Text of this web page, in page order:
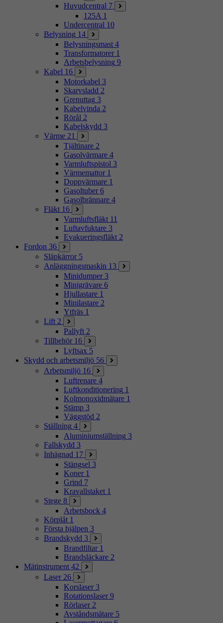
Huvudcentral 7
125A 1
Undercentral 10
Belysning 14
Belysningsmast 4
Transformatorer 1
Arbetsbelysning 9
Kabel 16
Motorkabel 3
Skarvsladd 2
Grenuttag 3
Kabelvinda 2
Rörål 2
Kabelskydd 3
Värme 21
Tjältinare 2
Gasolvärmare 4
Varmluftspistol 3
Värmemattor 1
Doppvärmare 1
Gasoltuber 6
Gasolbrännare 4
Fläkt 16
Varmluftsfläkt 11
Luftavfuktare 3
Evakueringsfläkt 2
Fordon 36
Släpkärror 5
Anläggningsmaskin 13
Minidumper 3
Minigrävare 6
Hjullastare 1
Minilastare 2
Ytfräs 1
Lift 2
Pallyft 2
Tillbehör 16
Lyftsax 5
Skydd och arbetsmiljö 56
Arbetsmiljö 16
Luftrenare 4
Luftkonditionering 1
Kolmonoxidmätare 1
Stämp 3
Väggstöd 2
Ställning 4
Aluminiumställning 3
Fallskydd 3
Inhägnad 17
Stängsel 3
Koner 1
Grind 7
Kravallstaket 1
Stege 8
Arbetsbock 4
Körplåt 1
Första hjälpen 3
Brandskydd 3
Brandfiltar 1
Brandsläckare 2
Mätinstrument 42
Laser 26
Korslaser 3
Rotationslaser 9
Rörlaser 2
Avståndsmätare 5